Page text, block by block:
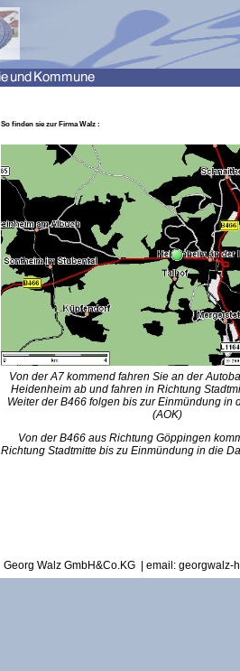
So finden sie zur Firma Walz :
Von der A7 kommend fahren Sie an der
Heidenheim ab und fahren in Richtung
Weiter der B466 folgen bis zur Einmündung in
(AOK)
Von der B466 aus Richtung Göppingen
Richtung Stadtmitte bis zu Einmündung in die
Georg Walz GmbH&Co.KG | email: georgwalz-